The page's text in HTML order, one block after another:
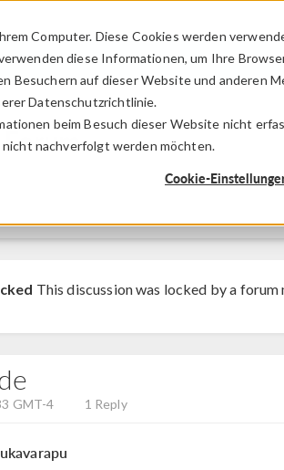
Computer. Diese Cookies werden
diese Informationen, um Ihre
Besuchern auf dieser Website und anderen
Datenschutzrichtlinie.
beim Besuch dieser Website nicht
nicht nachverfolgt werden möchten.
Cookie-
This discussion was locked by a forum
GMT-4 1 Reply